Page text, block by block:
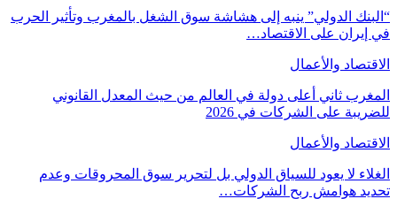
“البنك الدولي” ينبه إلى هشاشة سوق الشغل بالمغرب وتأثير الحرب
في إيران على الاقتصاد…
الاقتصاد والأعمال
المغرب ثاني أعلى دولة في العالم من حيث المعدل القانوني
للضريبة على الشركات في 2026
الاقتصاد والأعمال
الغلاء لا يعود للسياق الدولي بل لتحرير سوق المحروقات وعدم
تحديد هوامش ربح الشركات…